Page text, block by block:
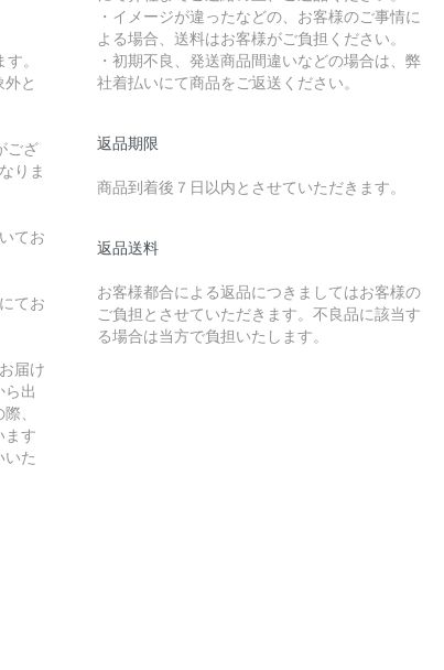
。
と
ござ
りま
てお
てお
届け
出
、
ます
た
・イメージが違ったなどの、お客様のご事情に
よる場合、送料はお客様がご負担ください。
・初期不良、発送商品間違いなどの場合は、弊
社着払いにて商品をご返送ください。
返品期限
商品到着後７日以内とさせていただきます。
返品送料
お客様都合による返品につきましてはお客様の
ご負担とさせていただきます。不良品に該当す
る場合は当方で負担いたします。